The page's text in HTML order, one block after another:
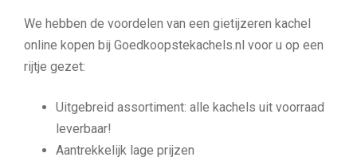
We hebben de voordelen van een gietijzeren kachel
online kopen bij Goedkoopstekachels.nl voor u op een
rijtje gezet:
Uitgebreid assortiment: alle kachels uit voorraad
leverbaar!
Aantrekkelijk lage prijzen